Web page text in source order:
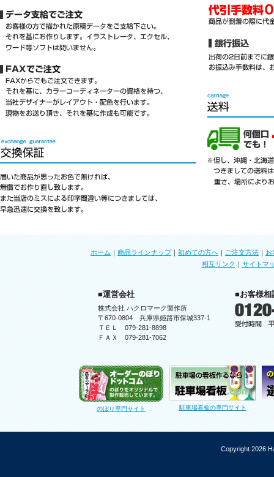
ホーム ｜ 商品ラインナップ｜ 初めての方へ ｜ ご注文方法 ｜ お
相互リンク ｜ サイトマ
■運営会社
株式会社 ハクロマーク製作所
〒670-0804 兵庫県姫路市保城337-1
ＴＥＬ 079-281-8898
ＦＡＸ 079-281-7062
■お客様相
のぼり専門サイト 駐車場看板の専門サイト
Copyright 2026